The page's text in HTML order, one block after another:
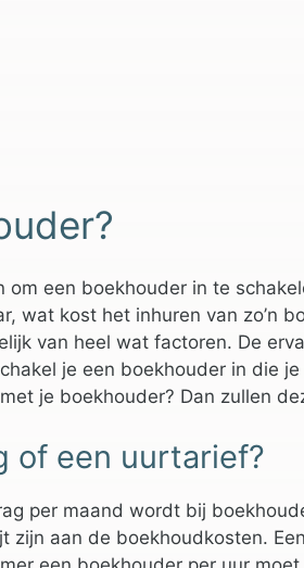
een boekhouder in te
wat kost het inhuren van zo’n
van heel wat factoren. De
je een boekhouder in die
je boekhouder? Dan zullen
of een uurtarief?
per maand wordt bij
aan de boekhoudkosten.